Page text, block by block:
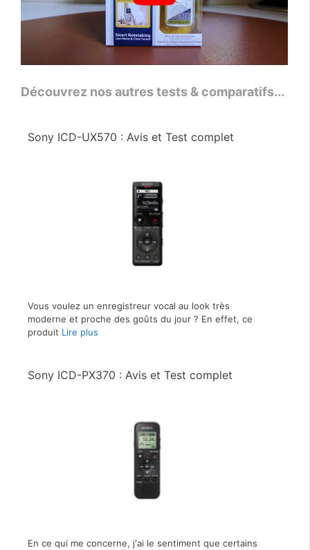
Découvrez nos autres tests & comparatifs...
Sony ICD-UX570 : Avis et Test complet
Vous voulez un enregistreur vocal au look très
moderne et proche des goûts du jour ? En effet, ce
produit Lire plus
Sony ICD-PX370 : Avis et Test complet
En ce qui me concerne, j'ai le sentiment que certains